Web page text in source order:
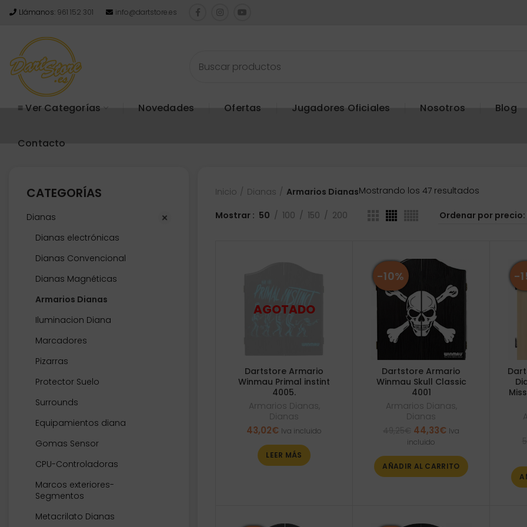
Llámanos: 961 152 301 info@dartstore.es
≡ Ver Categorías Novedades Ofertas Jugadores Oficiales Nosotros Blog
Contacto
CATEGORÍAS
Dianas
Dianas electrónicas
Dianas Convencional
Dianas Magnéticas
Armarios Dianas
Iluminacion Diana
Marcadores
Pizarras
Protector Suelo
Surrounds
Equipamientos diana
Gomas Sensor
CPU-Controladoras
Marcos exteriores-
Segmentos
Metacrilato Dianas
Inicio Dianas Armarios DianasMostrando los 47 resultados
precio:
Mostrar 50 100 150 200
Dartstore Armario
Winmau Primal instint
4005.
Armarios Dianas,
Dianas
43,02€ Iva incluido
LEER MÁS
-10%
Dartstore Armario
Winmau Skull Classic
4001
Armarios Dianas,
Dianas
El
precio
era:
49,25€.
44,33€El
es:
44,33€.
Iva
incluido
AÑADIR AL CARRITO
-